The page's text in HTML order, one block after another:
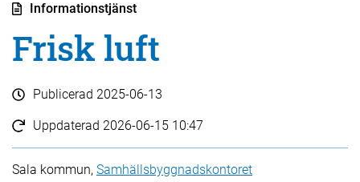
Informationstjänst
Frisk luft
Publicerad 2025-06-13
Uppdaterad 2026-06-15 10:47
Sala kommun, Samhällsbyggnadskontoret